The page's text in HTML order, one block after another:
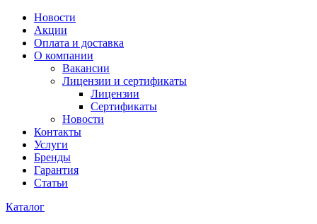
Новости
Акции
Оплата и доставка
О компании
Вакансии
Лицензии и сертификаты
Лицензии
Сертификаты
Новости
Контакты
Услуги
Бренды
Гарантия
Статьи
Каталог